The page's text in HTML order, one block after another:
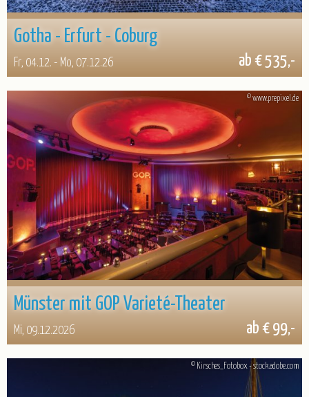
Gotha - Erfurt - Coburg
Fr, 04.12. - Mo, 07.12.26 ab € 535,-
© www.prepixel.de
Münster mit GOP Varieté-Theater
Mi, 09.12.2026 ab € 99,-
© Kirsches_Fotobox - stock.adobe.com